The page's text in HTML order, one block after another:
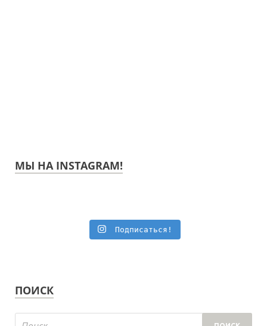
МЫ НА INSTAGRAM!
Подписаться!
ПОИСК